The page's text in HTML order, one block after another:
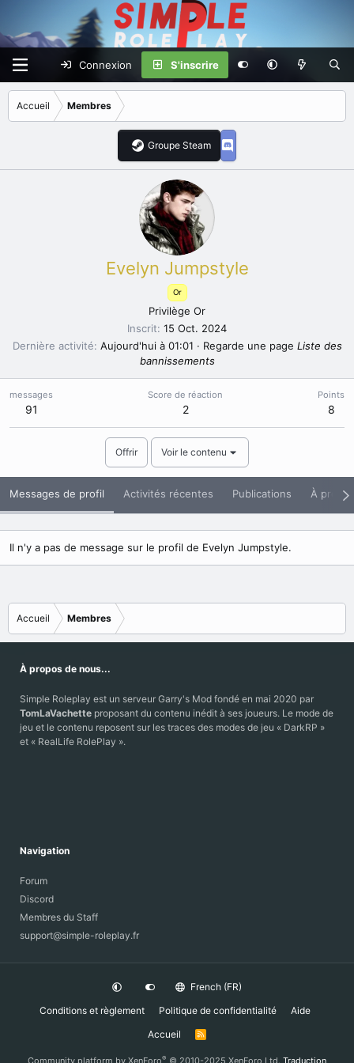
Connexion S'inscrire
Accueil Membres
Groupe Steam
Evelyn Jumpstyle
Or
Privilège Or
Inscrit 15 Oct. 2024
Dernière activité Aujourd'hui à 01:01 · Regarde une page Liste des
bannissements
messages
91
Score de réaction
2
Points
8
Offrir Voir le contenu
Messages de profil Activités récentes Publications À
Il n'y a pas de message sur le profil de Evelyn Jumpstyle.
Accueil Membres
À propos de nous...
Simple Roleplay est un serveur Garry's Mod fondé en mai 2020 par
TomLaVachette proposant du contenu inédit à ses joueurs. Le mode de
jeu et le contenu reposent sur les traces des modes de jeu « DarkRP »
et « RealLife RolePlay ».
Navigation
Forum
Discord
Membres du Staff
support@simple-roleplay.fr
French (FR)
Conditions et règlement
Politique de confidentialité
Aide
Accueil
R
Community platform by XenForo® © 2010-2025 XenForo Ltd. Traduction